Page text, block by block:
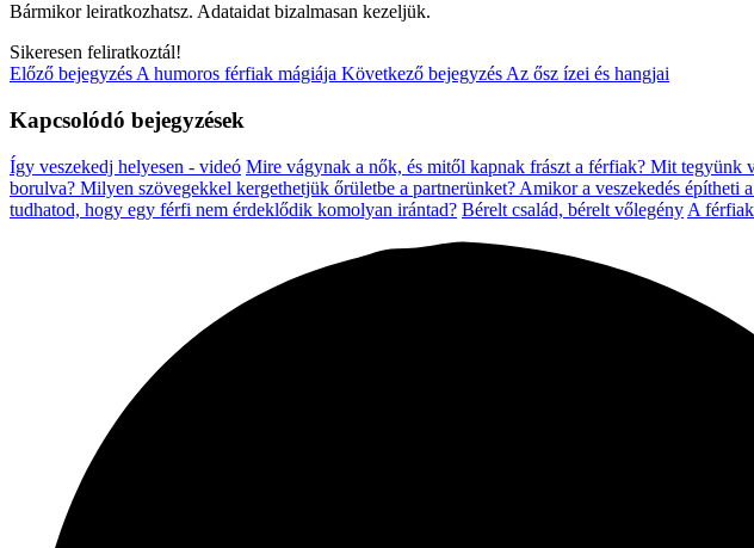
Bármikor leiratkozhatsz. Adataidat bizalmasan kezeljük.
Sikeresen feliratkoztál!
Előző bejegyzés A humoros férfiak mágiája Következő bejegyzés Az ősz ízei és hangjai
Kapcsolódó bejegyzések
Így veszekedj helyesen - videó Mire vágynak a nők, és mitől kapnak frászt a férfiak? Mit tegyünk
borulva? Milyen szövegekkel kergethetjük őrületbe a partnerünket? Amikor a veszekedés építheti
tudhatod, hogy egy férfi nem érdeklődik komolyan irántad? Bérelt család, bérelt vőlegény A